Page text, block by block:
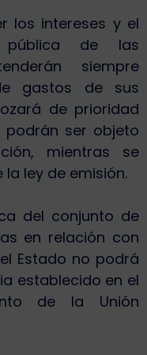
los intereses y el
de las
siempre
gastos de sus
de prioridad
podrán ser objeto
mientras se
ley de emisión.
del conjunto de
en relación con
Estado no podrá
establecido en el
de la Unión